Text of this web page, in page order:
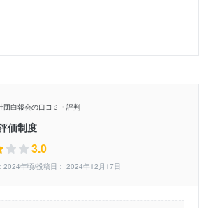
団白報会の口コミ・評判
価制度
3.0
2024年頃/投稿日： 2024年12月17日